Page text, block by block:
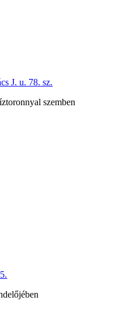
J. u. 78. sz.
szemben